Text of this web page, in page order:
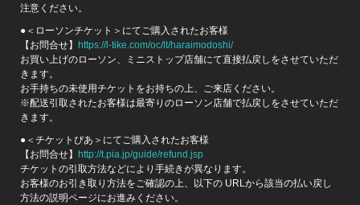
注意ください。
●＜ローソンチケット＞にてご購入されたお客様
【お問合せ】 https://l-tike.com/oc/lt/haraimodoshi/
お買い上げのローソン、ミニストップ店舗にて直接払戻しをさせていただ
きます。
お手持ちの未使用チケットをお持ちの上、ご来店ください。
※配送引取されたお客様は最寄りのローソン店舗で払戻しをさせていただ
きます。
●＜チケットぴあ＞にてご購入されたお客様
【お問合せ】 http://t.pia.jp/guide/refund.jsp
チケットの引取方法などにより手続きが異なります。
お客様のお引き取り方法をご確認の上、以下の URLから該当の払い戻し
方法の説明ページにお進みください。